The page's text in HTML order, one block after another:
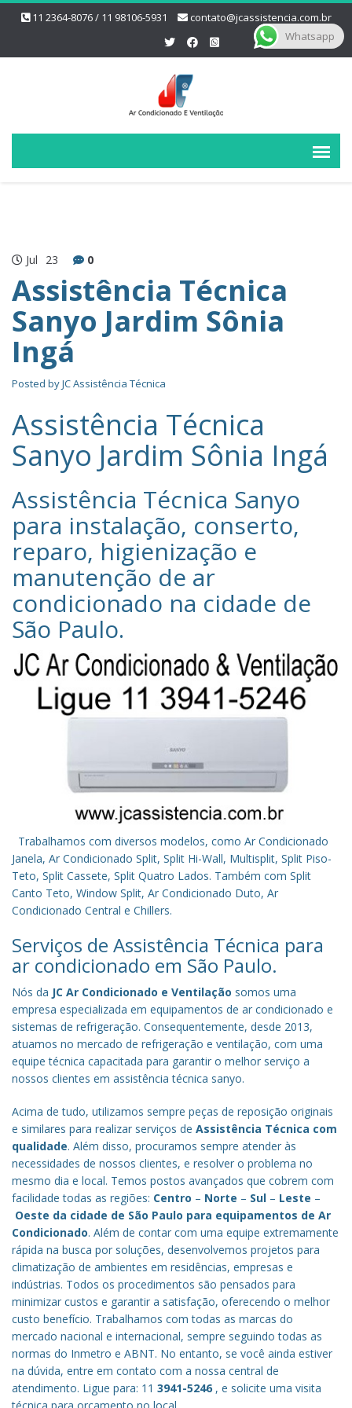
11 2364-8076 / 11 98106-5931 contato@jcassistencia.com.br
Jul 23 0
Assistência Técnica
Sanyo Jardim Sônia
Ingá
Posted byJC Assistência Técnica
Assistência Técnica
Sanyo Jardim Sônia Ingá
Assistência Técnica Sanyo‎
para instalação, conserto,
reparo, higienização e
manutenção de ar
condicionado na cidade de
São Paulo.
Trabalhamos com diversos modelos, como Ar Condicionado
Janela, Ar Condicionado Split, Split Hi-Wall, Multisplit, Split Piso-
Teto, Split Cassete, Split Quatro Lados. Também com Split
Canto Teto, Window Split, Ar Condicionado Duto, Ar
Condicionado Central e Chillers.
Serviços de Assistência Técnica para
ar condicionado em São Paulo.
Nós da JC Ar Condicionado e Ventilação somos uma
empresa especializada em equipamentos de ar condicionado e
sistemas de refrigeração. Consequentemente, desde 2013,
atuamos no mercado de refrigeração e ventilação, com uma
equipe técnica capacitada para garantir o melhor serviço a
nossos clientes em assistência técnica sanyo.
Acima de tudo, utilizamos sempre peças de reposição originais
e similares para realizar serviços de Assistência Técnica com
qualidade. Além disso, procuramos sempre atender às
necessidades de nossos clientes, e resolver o problema no
mesmo dia e local. Temos postos avançados que cobrem com
facilidade todas as regiões: Centro – Norte – Sul – Leste –
Oeste da cidade de São Paulo para equipamentos de Ar
Condicionado. Além de contar com uma equipe extremamente
rápida na busca por soluções, desenvolvemos projetos para
climatização de ambientes em residências, empresas e
indústrias. Todos os procedimentos são pensados para
minimizar custos e garantir a satisfação, oferecendo o melhor
custo benefício. Trabalhamos com todas as marcas do
mercado nacional e internacional, sempre seguindo todas as
normas do Inmetro e ABNT. No entanto, se você ainda estiver
na dúvida, entre em contato com a nossa central de
atendimento. Ligue para: 11 3941-5246 , e solicite uma visita
Whatsapp